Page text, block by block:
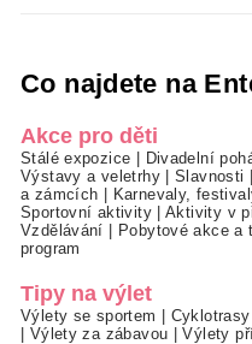
Co najdete na
Akce pro děti
Stálé expozice Divadelní
Výstavy a veletrhy|Slavnosti
a zámcích
Karnevaly,
Sportovní aktivity|Aktivity v
Vzdělávání
Pobytové akce a
program
Tipy na výlet
Výlety se sportem Cyklotrasy
Výlety za zábavou |Výlety